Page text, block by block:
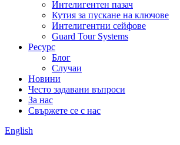
Интелигентен пазач
Кутия за пускане на ключове
Интелигентни сейфове
Guard Tour Systems
Ресурс
Блог
Случаи
Новини
Често задавани въпроси
За нас
Свържете се с нас
English